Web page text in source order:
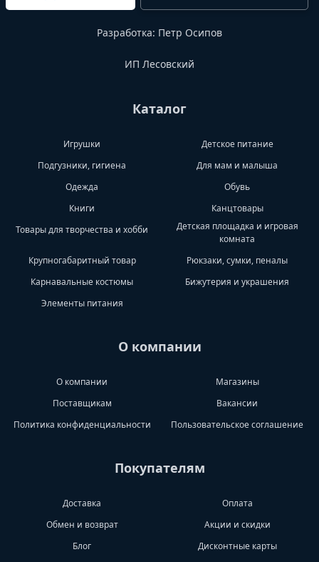
Разработка: Петр Осипов
ИП Лесовский
Каталог
Игрушки
Детское питание
Подгузники, гигиена
Для мам и малыша
Одежда
Обувь
Книги
Канцтовары
Товары для творчества и хобби
Детская площадка и игровая
комната
Крупногабаритный товар
Рюкзаки, сумки, пеналы
Карнавальные костюмы
Бижутерия и украшения
Элементы питания
О компании
О компании
Магазины
Поставщикам
Вакансии
Политика конфиденциальности
Пользовательское соглашение
Покупателям
Доставка
Оплата
Обмен и возврат
Акции и скидки
Блог
Дисконтные карты